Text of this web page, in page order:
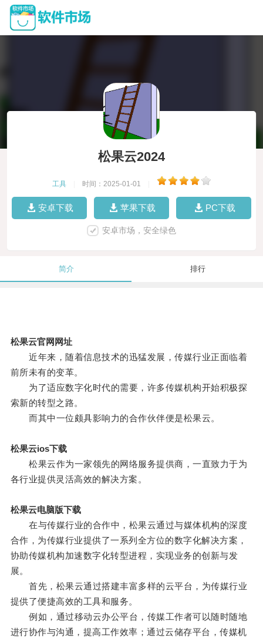
松果云2024
工具 时间：2025-01-01
安卓下载 苹果下载 PC下载
安卓市场，安全绿色
简介 排行
松果云官网网址
近年来，随着信息技术的迅猛发展，传媒行业正面临着
前所未有的变革。
为了适应数字化时代的需要，许多传媒机构开始积极探
索新的转型之路。
而其中一位颇具影响力的合作伙伴便是松果云。
松果云ios下载
松果云作为一家领先的网络服务提供商，一直致力于为
各行业提供灵活高效的解决方案。
松果云电脑版下载
在与传媒行业的合作中，松果云通过与媒体机构的深度
合作，为传媒行业提供了一系列全方位的数字化解决方案，
协助传媒机构加速数字化转型进程，实现业务的创新与发
展。
首先，松果云通过搭建丰富多样的云平台，为传媒行业
提供了便捷高效的工具和服务。
例如，通过移动云办公平台，传媒工作者可以随时随地
进行协作与沟通，提高工作效率；通过云储存平台，传媒机